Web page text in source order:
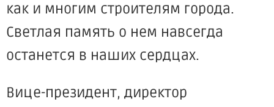
как и многим строителям города.
Светлая память о нем навсегда
останется в наших сердцах.
Вице-президент, директор